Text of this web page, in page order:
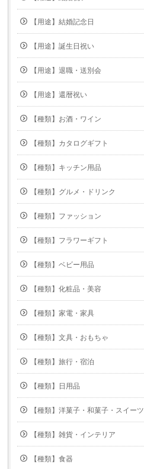
【用途】結婚記念日
【用途】誕生日祝い
【用途】退職・送別会
【用途】還暦祝い
【種類】お酒・ワイン
【種類】カタログギフト
【種類】キッチン用品
【種類】グルメ・ドリンク
【種類】ファッション
【種類】フラワーギフト
【種類】ベビー用品
【種類】化粧品・美容
【種類】家電・家具
【種類】文具・おもちゃ
【種類】旅行・宿泊
【種類】日用品
【種類】洋菓子・和菓子・スイーツ
【種類】雑貨・インテリア
【種類】食器